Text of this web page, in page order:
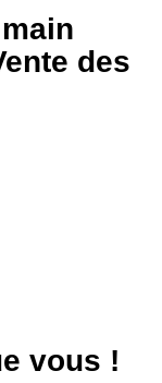
des
vous !